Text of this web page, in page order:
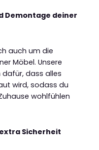
Demontage deiner
auch um die
Möbel. Unsere
dass alles
wird, sodass du
wohlfühlen
Sicherheit